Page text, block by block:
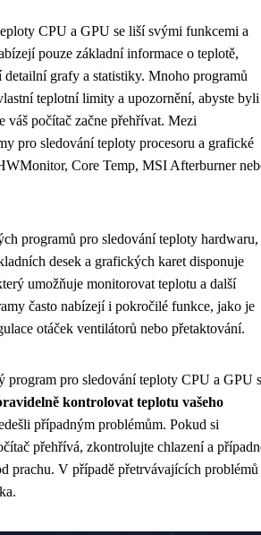
CPU a GPU se liší svými funkcemi a
pouze základní informace o teplotě,
grafy a statistiky. Mnoho programů
teplotní limity a upozornění, abyste byli
váš počítač začne přehřívat. Mezi
pro sledování teploty procesoru a grafické
Core Temp, MSI Afterburner
programů pro sledování teploty hardwaru,
desek a grafických karet disponuje
umožňuje monitorovat teplotu a další
často nabízejí i pokročilé funkce, jako je
otáček ventilátorů nebo přetaktování.
program pro sledování teploty CPU a GPU
kontrolovat teplotu vašeho
případným problémům. Pokud si
přehřívá, zkontrolujte chlazení a
prachu. V případě přetrvávajících problémů